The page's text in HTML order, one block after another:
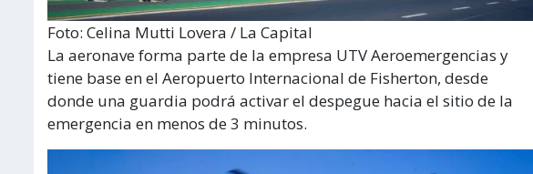
Foto: Celina Mutti Lovera / La Capital
La aeronave forma parte de la empresa UTV Aeroemergencias y
tiene base en el Aeropuerto Internacional de Fisherton, desde
donde una guardia podrá activar el despegue hacia el sitio de la
emergencia en menos de 3 minutos.